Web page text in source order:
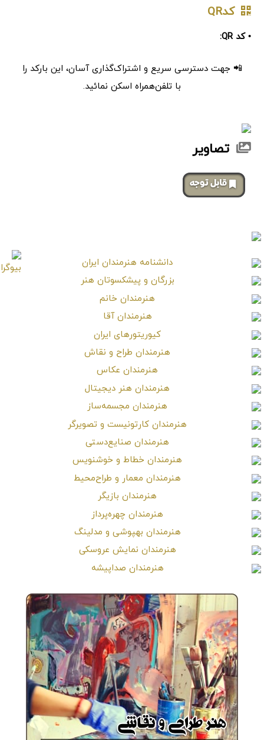
کدQR
• کد QR:
📲 جهت دسترسی سریع و اشتراک‌گذاری آسان، این بارکد را
با تلفن‌همراه اسکن نمائید.
تصاویر
‌قابل توجه